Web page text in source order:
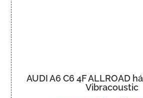
AUDI A6 C6 4F ALLROAD
Vibracoustic